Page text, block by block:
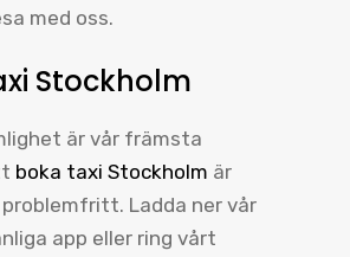
med oss.
Stockholm
är vår främsta
boka taxi Stockholm är
Ladda ner vår
app eller ring vårt